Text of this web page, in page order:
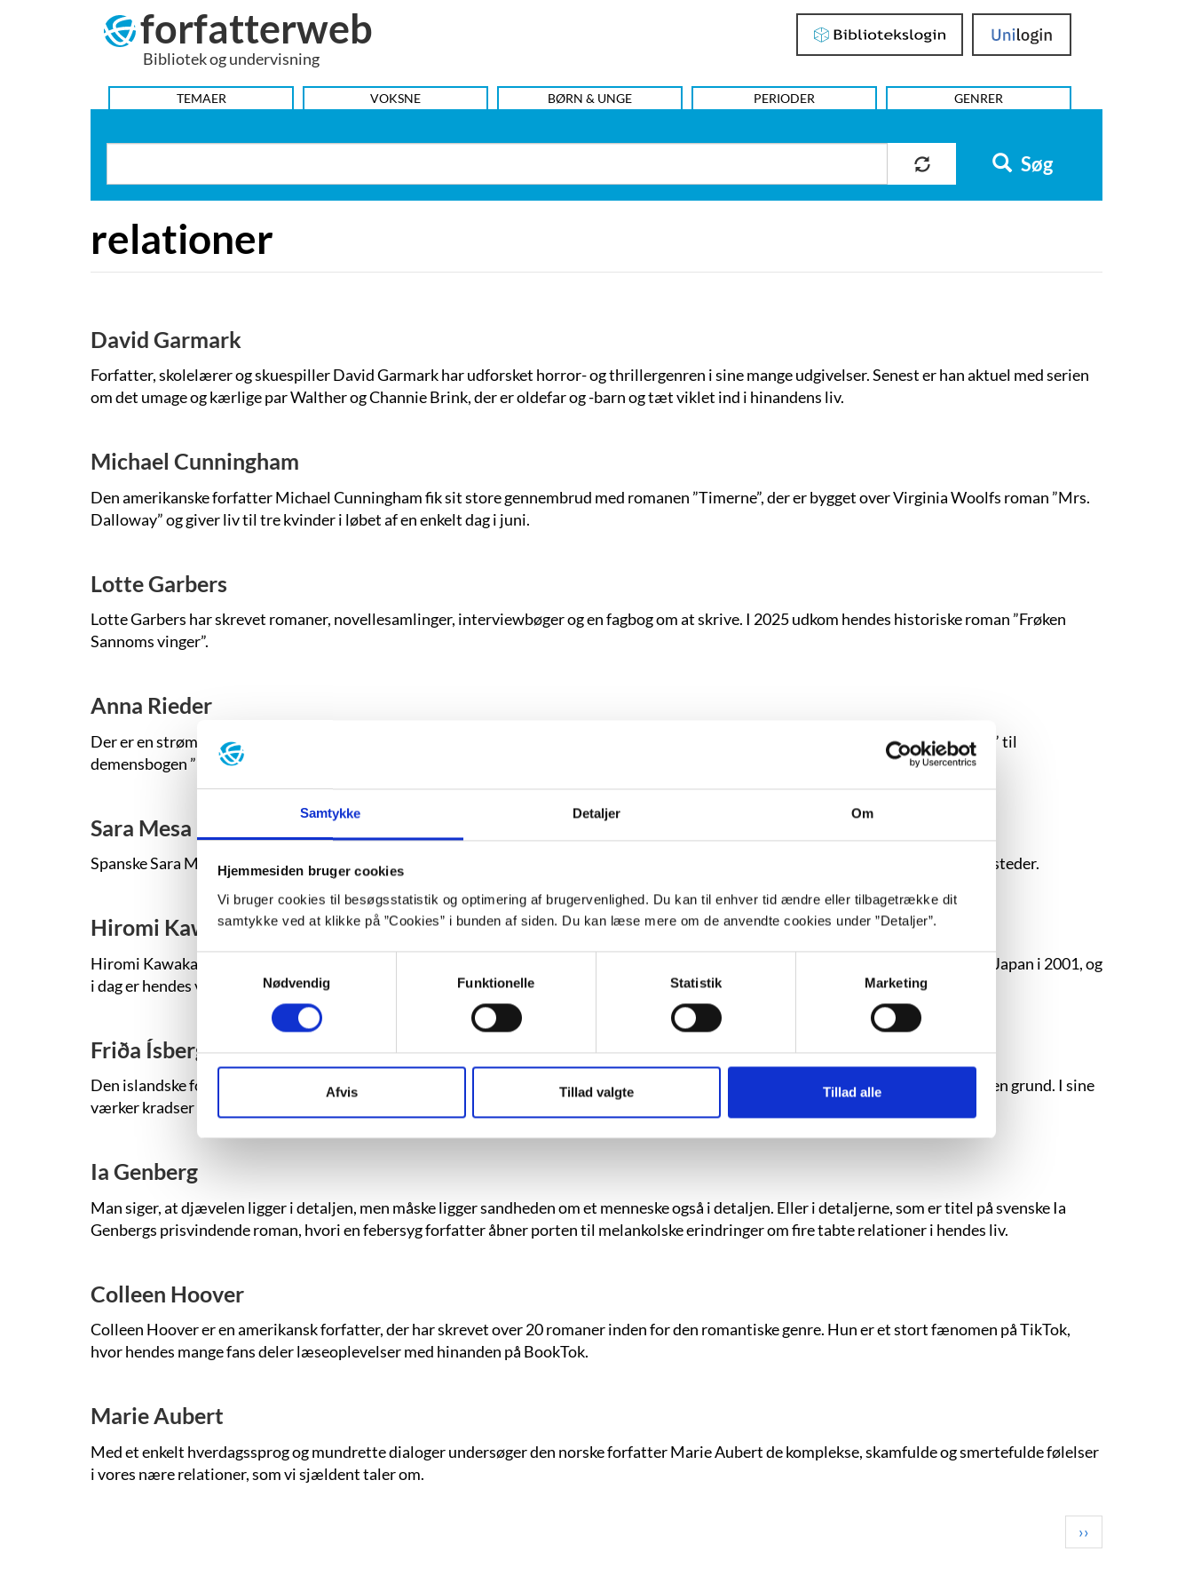
Samtykke Detaljer Om
Hjemmesiden bruger cookies
Vi bruger cookies til besøgsstatistik og optimering af brugervenlighed. Du kan til enhver tid ændre eller tilbagetrække dit
samtykke ved at klikke på ”Cookies” i bunden af siden. Du kan læse mere om de anvendte cookies under ”Detaljer”.
Samtykkevalg
Nødvendig
Funktionelle Statistik Marketing
Afvis Tillad valgte Tillad alle
forfatterweb
Bibliotek og undervisning
Bibliotekslogin UniLogin
HOVEDMENU
TEMAER VOKSNE BØRN & UNGE PERIODER GENRER
Søg
relationer
David Garmark
Forfatter, skolelærer og skuespiller David Garmark har udforsket horror- og thrillergenren i sine mange udgivelser. Senest er han aktuel med serien
om det umage og kærlige par Walther og Channie Brink, der er oldefar og -barn og tæt viklet ind i hinandens liv.
Michael Cunningham
Den amerikanske forfatter Michael Cunningham fik sit store gennembrud med romanen ”Timerne”, der er bygget over Virginia Woolfs roman ”Mrs.
Dalloway” og giver liv til tre kvinder i løbet af en enkelt dag i juni.
Lotte Garbers
Lotte Garbers har skrevet romaner, novellesamlinger, interviewbøger og en fagbog om at skrive. I 2025 udkom hendes historiske roman ”Frøken
Sannoms vinger”.
Anna Rieder
Der er en strøm af planter og farver og dyr i Anna Rieders sanselige digte om psykisk sygdom og kærlighed, fra debuten ”Hindebæger” til
demensbogen ”Hvor kendt er du på Frederiksberg”.
Sara Mesa
Spanske Sara Mesa skriver intense romaner om aparte relationer og om kærlighed, der kan opstå på uventede måder og på uventede steder.
Hiromi Kawakami
Hiromi Kawakami er en af Japans mest elskede forfattere. Gennembruddet kom med den rørende ”Senseis mappe”, der blev udgivet i Japan i 2001, og
i dag er hendes værker oversat til mere end 15 sprog. Romaner som ”Nakanos genbrugsbutik” og ”Hr.
Friða Ísberg
Den islandske forfatter Friða Ísberg bliver fremhævet som en bemærkelsesværdig litterær stemme i sin generation, og det er ikke uden grund. I sine
værker kradser hun dybt i samtidens fernis og stikker brodden ind lige der, hvor det gør allermest ondt; ikke mindst i relationerne.
Ia Genberg
Man siger, at djævelen ligger i detaljen, men måske ligger sandheden om et menneske også i detaljen. Eller i detaljerne, som er titel på svenske Ia
Genbergs prisvindende roman, hvori en febersyg forfatter åbner porten til melankolske erindringer om fire tabte relationer i hendes liv.
Colleen Hoover
Colleen Hoover er en amerikansk forfatter, der har skrevet over 20 romaner inden for den romantiske genre. Hun er et stort fænomen på TikTok,
hvor hendes mange fans deler læseoplevelser med hinanden på BookTok.
Marie Aubert
Med et enkelt hverdagssprog og mundrette dialoger undersøger den norske forfatter Marie Aubert de komplekse, skamfulde og smertefulde følelser
i vores nære relationer, som vi sjældent taler om.
Next
page
››